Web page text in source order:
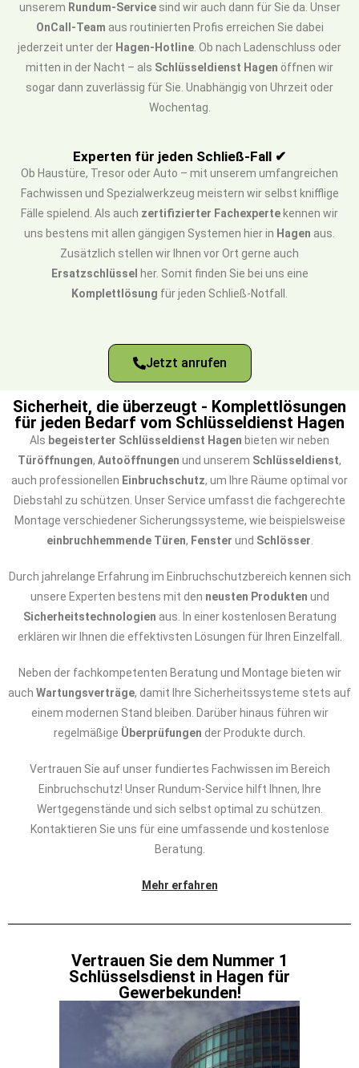
unserem Rundum-Servicesind wir auch dann für Sie da. Unser
OnCall-Team aus routinierten Profis erreichen Sie dabei
jederzeit unter der Hagen-Hotline . Ob nach Ladenschluss oder
mitten in der Nacht – als Schlüsseldienst Hagen öffnen wir
sogar dann zuverlässig für Sie. Unabhängig von Uhrzeit oder
Wochentag.
Experten für jeden Schließ-Fall ✔
Ob Haustüre, Tresor oder Auto – mit unserem umfangreichen
Fachwissen und Spezialwerkzeug meistern wir selbst knifflige
Fälle spielend. Als auch zertifizierter Fachexperte kennen wir
uns bestens mit allen gängigen Systemen hier in Hagen aus.
Zusätzlich stellen wir Ihnen vor Ort gerne auch
Ersatzschlüssel her. Somit finden Sie bei uns eine
Komplettlösung für jeden Schließ-Notfall.
Jetzt anrufen
Sicherheit, die überzeugt - Komplettlösungen
für jeden Bedarf vom Schlüsseldienst Hagen
Als begeisterter Schlüsseldienst Hagen bieten wir neben
Türöffnungen, Autoöffnungen und unserem Schlüsseldienst,
auch professionellen Einbruchschutz, um Ihre Räume optimal vor
Diebstahl zu schützen. Unser Service umfasst die fachgerechte
Montage verschiedener Sicherungssysteme, wie beispielsweise
einbruchhemmende Türen, Fenster und Schlösser
Durch jahrelange Erfahrung im Einbruchschutzbereich kennen sich
unsere Experten bestens mit den neusten Produkten und
Sicherheitstechnologien aus. In einer kostenlosen Beratung
erklären wir Ihnen die effektivsten Lösungen für Ihren Einzelfall.
Neben der fachkompetenten Beratung und Montage bieten wir
auch Wartungsverträge, damit Ihre Sicherheitssysteme stets auf
einem modernen Stand bleiben. Darüber hinaus führen wir
regelmäßige Überprüfungen der Produkte durch.
Vertrauen Sie auf unser fundiertes Fachwissen im Bereich
Einbruchschutz! Unser Rundum-Service hilft Ihnen, Ihre
Wertgegenstände und sich selbst optimal zu schützen.
Kontaktieren Sie uns für eine umfassende und kostenlose
Beratung.
Mehr erfahren
Vertrauen Sie dem Nummer 1
Schlüsselsdienst in Hagen für
Gewerbekunden!